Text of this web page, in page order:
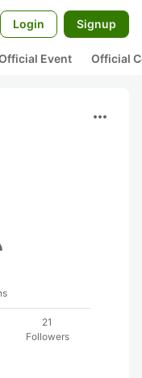
Login Signup
Event Official
more_horiz
21
Followers